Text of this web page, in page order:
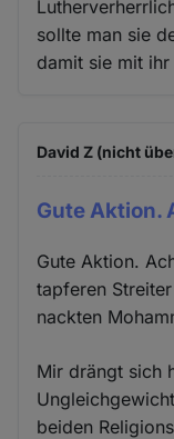
sollte man sie
damit sie mit
David Z (nicht
Gute Aktion.
Gute Aktion.
tapferen
nackten
Mir drängt sich
beiden